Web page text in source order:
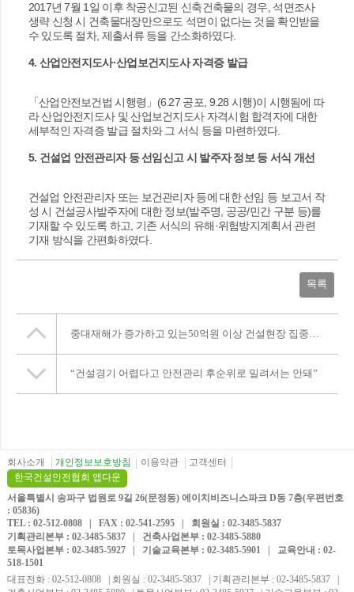
2017년 7월 1일 이후 착공신고된 신축건축물의 경우, 석면조사
생략 신청 시 건축물대장만으로도 석면이 없다는 것을 확인받을
수 있도록 절차, 제출서류 등을 간소화하였다.
4. 산업안전지도사·산업보건지도사 자격증 발급
「산업안전보건법 시행령」(6.27 공포, 9.28 시행)이 시행됨에 따
라 산업안전지도사 및 산업보건지도사 자격시험 합격자에 대한
세부적인 자격증 발급 절차와 그 서식 등을 마련하였다.
5. 건설업 안전관리자 등 선임신고 시 발주자 정보 등 서식 개선
건설업 안전관리자 또는 보건관리자 등에 대한 선임 등 보고서 작
성 시 건설공사발주자에 대한 정보(발주명, 공공/민간 구분 등)를
기재할 수 있도록 하고, 기존 서식의 유해·위험방지계획서 관련
기재 방식을 간편화하였다.
목록
중대재해가 증가하고 있는50억원 이상 건설현장 집중점검(고용노동부)
“건설경기 어렵다고 안전관리 후순위로 밀려서는 안돼”
회사소개 개인정보보호방침 이용약관
고객센터
한국건설안전협회 앱다운
서울특별시 송파구 법원로 9길 26(문정동) 에이치비즈니스파크 D동 7층(우편번호
: 05836)
TEL : 02-512-0808 | FAX : 02-541-2595 | 회원실 : 02-3485-5837
기획관리본부 : 02-3485-5837 | 건축사업본부 : 02-3485-5880
토목사업본부 : 02-3485-5927 | 기술교육본부 : 02-3485-5901 | 교육안내 : 02-
518-1501
대표전화 : 02-512-0808 | 회원실 : 02-3485-5837 | 기획관리본부 : 02-3485-5837 |